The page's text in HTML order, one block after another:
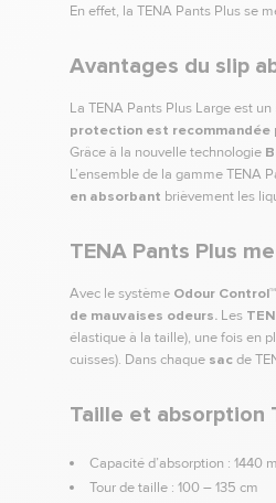
En effet, la TENA Pants Plus se
Avantages du slip
La TENA Pants Plus Large est un
protection est recommandée
Grâce à la nouvelle technologie
L’ensemble de la gamme TENA
en absorbant brièvement les
TENA Pants Plus
Avec le système Odour Control™
de mauvaises odeurs. Les
élastique à la taille), une fois en
cuisses). Dans chaque sacde
Taille et absorption
Capacité d’absorption : 1440
Tour de taille : 100 – 135 cm